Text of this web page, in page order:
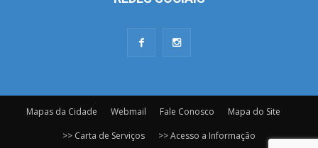
Mapas da Cidade Webmail Fale Conosco
Mapa do Site
>> Carta de Serviços
>> Acesso a Informação